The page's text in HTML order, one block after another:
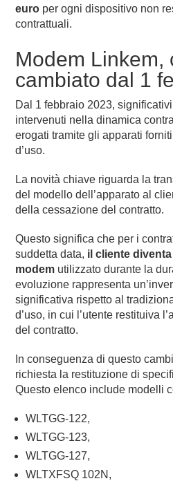
euro per ogni dispositivo non
contrattuali.
Modem Linkem,
cambiato dal 1
Dal 1 febbraio 2023,
intervenuti nella dinamica
erogati tramite gli apparati
d’uso.
La novità chiave riguarda la
del modello dell’apparato al
della cessazione del contratto.
Questo significa che per i
suddetta data, il cliente
modem utilizzato durante la
evoluzione rappresenta
significativa rispetto al
d’uso, in cui l’utente restituiva
del contratto.
In conseguenza di questo
richiesta la restituzione di
Questo elenco include modelli
WLTGG-122,
WLTGG-123,
WLTGG-127,
WLTXFSQ 102N,